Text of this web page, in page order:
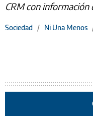
CRM con información
Sociedad / Ni Una Menos